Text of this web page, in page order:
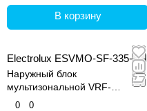
В корзину
Electrolux ESVMO-SF-335-SH
Наружный блок
мультизональной VRF-
системы, серия Step Free
0 0